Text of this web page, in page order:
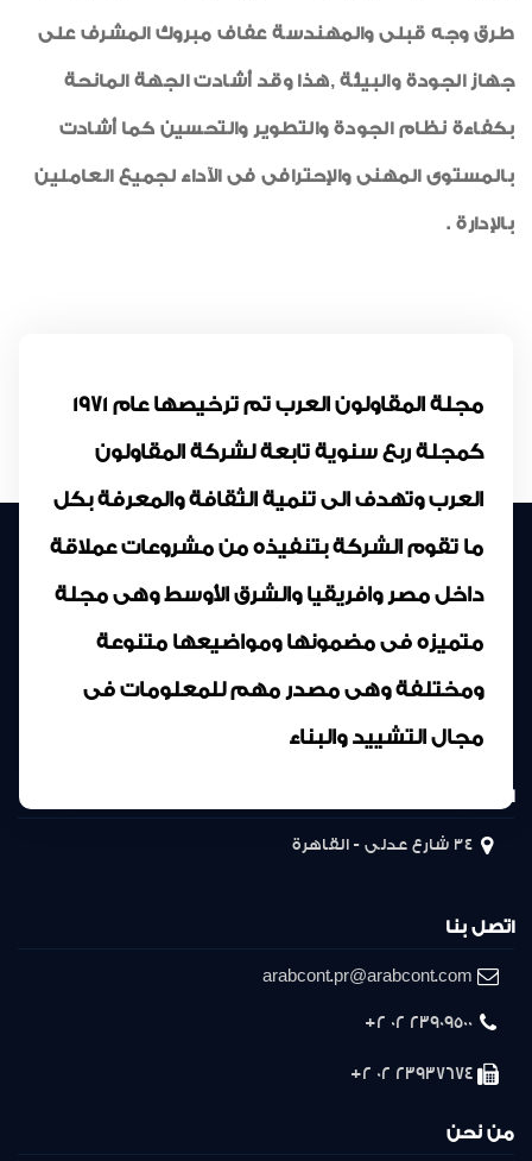
طرق وجه قبلى والمهندسة عفاف مبروك المشرف على
جهاز الجودة والبيئة ,هذا وقد أشادت الجهة المانحة
بكفاءة نظام الجودة والتطوير والتحسين كما أشادت
بالمستوى المهنى والإحترافى فى الآداء لجميع العاملين
بالإدارة .
مجلة المقاولون العرب تم ترخيصها عام 1971
كمجلة ربع سنوية تابعة لشركة المقاولون
العرب وتهدف الى تنمية الثقافة والمعرفة بكل
ما تقوم الشركة بتنفيذه من مشروعات عملاقة
داخل مصر وافريقيا والشرق الأوسط وهى مجلة
متميزه فى مضمونها ومواضيعها متنوعة
ومختلفة وهى مصدر مهم للمعلومات فى
مجال التشييد والبناء
34 شارع عدلى - القاهرة
اتصل بنا
arabcont.pr@arabcont.com
23909500 02 2+
23937674 02 2+
من نحن